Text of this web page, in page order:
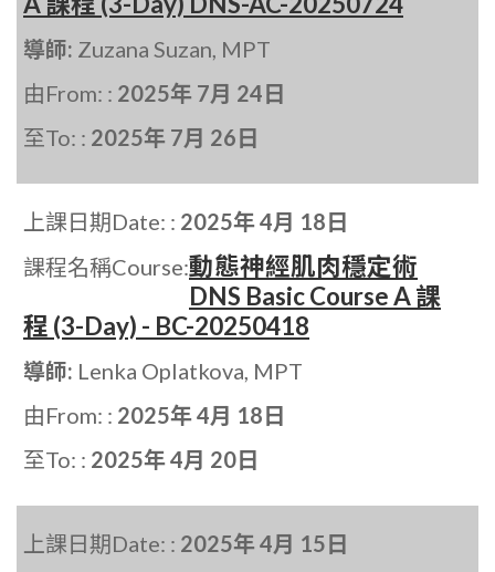
導師: Zuzana Suzan, MPT
由From: : 2025年 7月 24日
至To: : 2025年 7月 26日
上課日期Date: : 2025年 4月 18日
課程名稱Course:動態神經肌肉穩定術
DNS Basic Course A 課
程 (3-Day) - BC-20250418
導師: Lenka Oplatkova, MPT
由From: : 2025年 4月 18日
至To: : 2025年 4月 20日
上課日期Date: : 2025年 4月 15日